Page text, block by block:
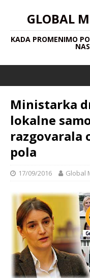
GLOBAL
KADA PROMENIMO
Ministarka
lokalne
razgovarala
pola
17/09/2016 Global